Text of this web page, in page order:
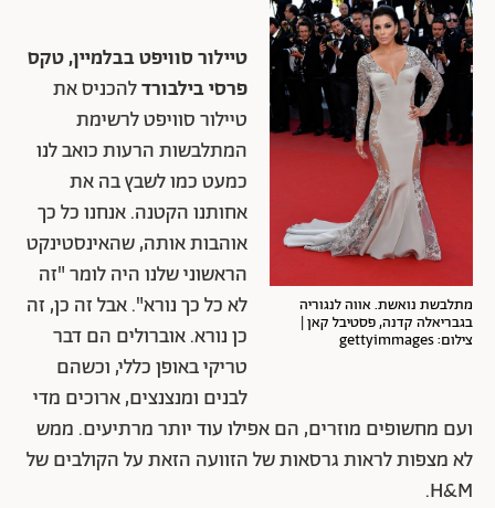
מתלבשת נואשת. אווה לנגוריה
בגבריאלה קדנה, פסטיבל קאן |
צילום: gettyimmages
טיילור סוויפט בבלמיין, טקס
פרסי בילבורדלהכניס את
טיילור סוויפט לרשימת
המתלבשות הרעות כואב לנו
כמעט כמו לשבץ בה את
אחותנו הקטנה. אנחנו כל כך
אוהבות אותה, שהאינסטינקט
הראשוני שלנו היה לומר "זה
לא כל כך נורא". אבל זה כן, זה
כן נורא. אוברולים הם דבר
טריקי באופן כללי, וכשהם
לבנים ומנצנצים, ארוכים מדי
ועם מחשופים מוזרים, הם אפילו עוד יותר מרתיעים. ממש
לא מצפות לראות גרסאות של הזוועה הזאת על הקולבים של
H&M.